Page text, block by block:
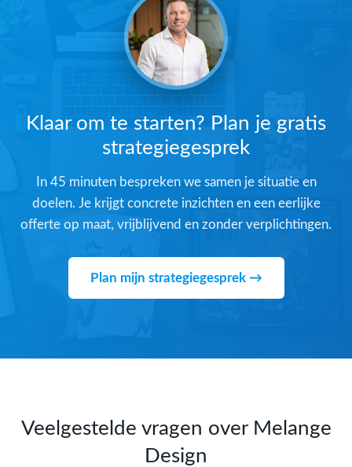
Klaar om te starten? Plan je gratis
strategiegesprek
In 45 minuten bespreken we samen je situatie en
doelen. Je krijgt concrete inzichten en een eerlijke
offerte op maat, vrijblijvend en zonder verplichtingen.
Plan mijn strategiegesprek →
Veelgestelde vragen over Melange
Design